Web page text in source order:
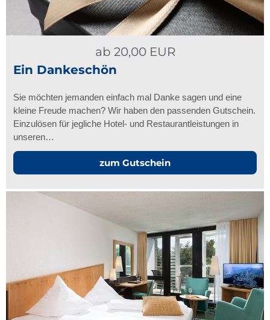
ab 20,00EUR
Ein Dankeschön
Sie möchten jemanden einfach mal Danke sagen und eine
kleine Freude machen? Wir haben den passenden Gutschein.
Einzulösen für jegliche Hotel- und Restaurantleistungen in
unseren…
zum Gutschein